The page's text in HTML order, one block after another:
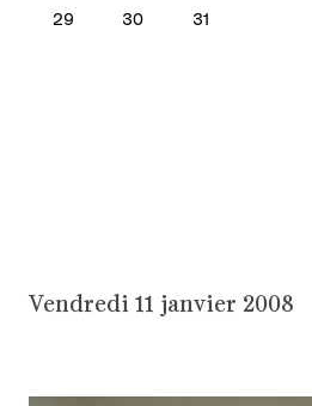
29 30 31
Vendredi 11 janvier 2008